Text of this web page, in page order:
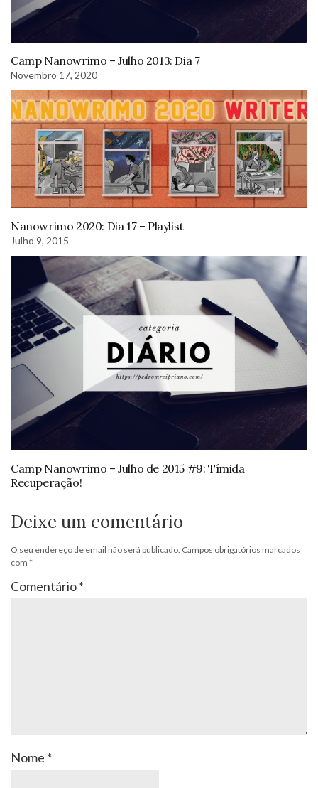
Camp Nanowrimo – Julho 2013: Dia 7
Novembro 17, 2020
Nanowrimo 2020: Dia 17 – Playlist
Julho 9, 2015
Camp Nanowrimo – Julho de 2015 #9: Tímida
Recuperação!
Deixe um comentário
O seu endereço de email não será publicado. Campos obrigatórios marcados
com *
Comentário*
Nome *